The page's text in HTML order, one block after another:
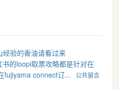
验的香油请看过来
的loopi取票攻略都是针对在
fujiyama connect订...
公共留言